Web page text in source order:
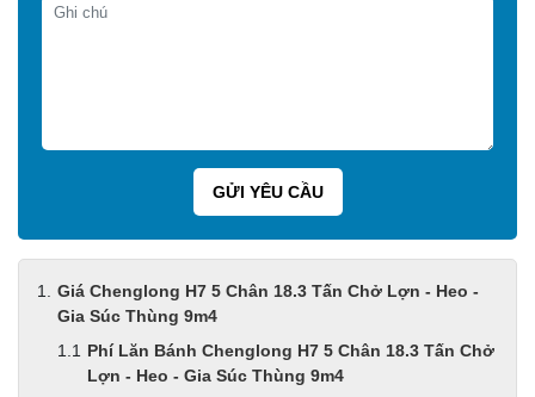
Giá Chenglong H7 5 Chân 18.3 Tấn Chở Lợn - Heo -
Gia Súc Thùng 9m4
Phí Lăn Bánh Chenglong H7 5 Chân 18.3 Tấn Chở
Lợn - Heo - Gia Súc Thùng 9m4